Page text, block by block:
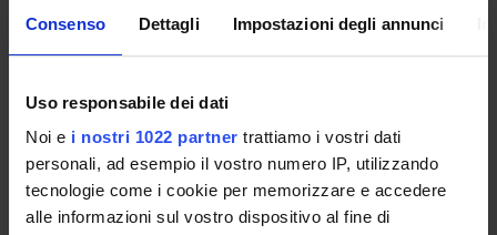
Consenso Dettagli Impostazioni degli annunci
Uso responsabile dei dati
Noi e i nostri 1022 partner trattiamo i vostri dati
personali, ad esempio il vostro numero IP, utilizzando
tecnologie come i cookie per memorizzare e accedere
alle informazioni sul vostro dispositivo al fine di
Silvia Udali
RESEARCH AREAS INVOLVED IN THE PROJECT
Biologia cellulare, Biologia dello sviluppo e rigenerazione
Cell genetics